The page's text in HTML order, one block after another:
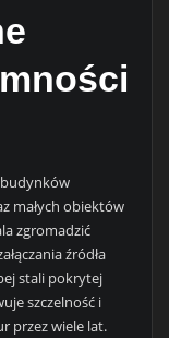
małych obiektów
zgromadzić
źródła
stali pokrytej
szczelność i
przez wiele lat.